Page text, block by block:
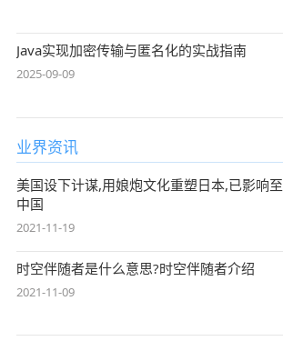
Java实现加密传输与匿名化的实战指南
2025-09-09
业界资讯
美国设下计谋,用娘炮文化重塑日本,已影响至
中国
2021-11-19
时空伴随者是什么意思?时空伴随者介绍
2021-11-09